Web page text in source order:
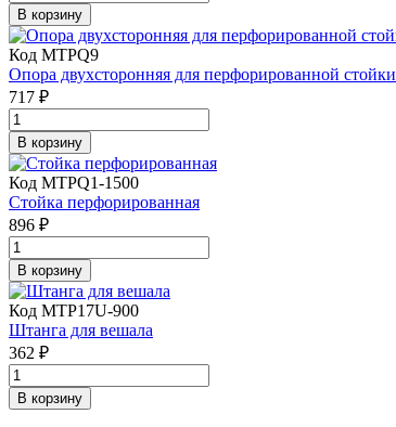
В корзину
Код MTPQ9
Опора двухсторонняя для перфорированной стойки
717 ₽
В корзину
Код MTPQ1-1500
Стойка перфорированная
896 ₽
В корзину
Код MTP17U-900
Штанга для вешала
362 ₽
В корзину